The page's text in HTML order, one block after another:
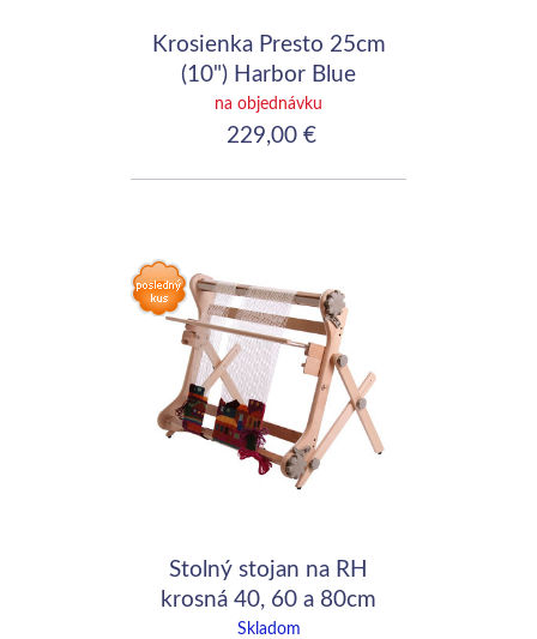
Krosienka Presto 25cm
(10") Harbor Blue
na objednávku
229,00 €
Stolný stojan na RH
krosná 40, 60 a 80cm
Skladom